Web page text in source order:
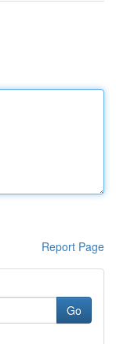
Report Page
Go